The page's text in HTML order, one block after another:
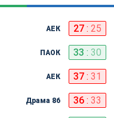
АЕК 27: 25
ПАОК 33 : 30
АЕК 37: 31
Драма 86 36: 33